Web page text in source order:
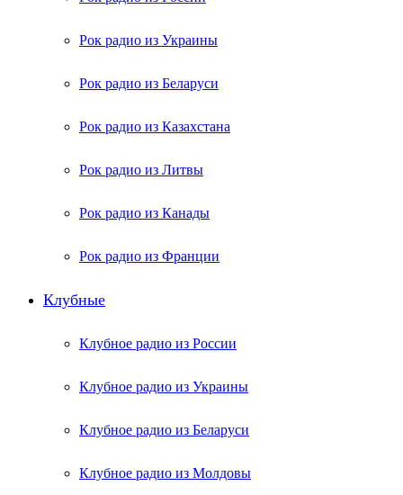
Рок радио из Украины
Рок радио из Беларуси
Рок радио из Казахстана
Рок радио из Литвы
Рок радио из Канады
Рок радио из Франции
Клубные
Клубное радио из России
Клубное радио из Украины
Клубное радио из Беларуси
Клубное радио из Молдовы